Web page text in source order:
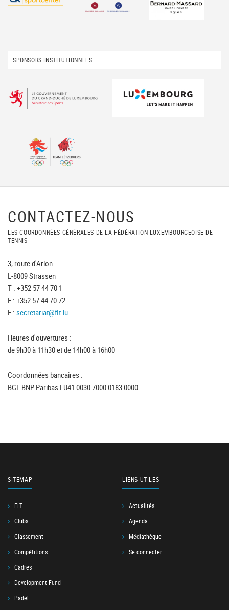
SPONSORS INSTITUTIONNELS
CONTACTEZ-NOUS
LES COORDONNÉES GÉNÉRALES DE LA FÉDÉRATION LUXEMBOURGEOISE DE
TENNIS
3, route d'Arlon
L-8009 Strassen
T : +352 57 44 70 1
F : +352 57 44 70 72
E : secretariat@flt.lu
Heures d'ouvertures :
de 9h30 à 11h30 et de 14h00 à 16h00
Coordonnées bancaires :
BGL BNP Paribas LU41 0030 7000 0183 0000
SITEMAP
FLT
Clubs
Classement
Compétitions
Cadres
Development Fund
Padel
LIENS UTILES
Actualités
Agenda
Médiathèque
Se connecter